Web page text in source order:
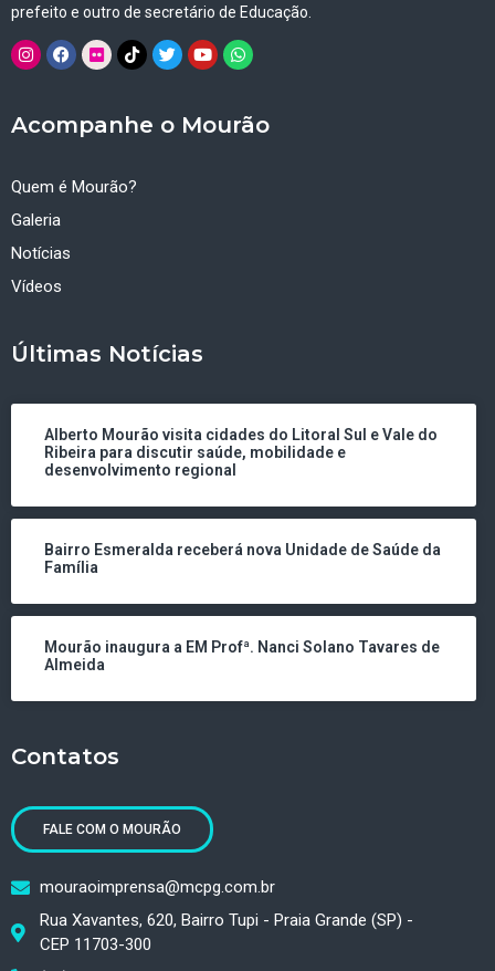
prefeito e outro de secretário de Educação.
Acompanhe o Mourão
Quem é Mourão?
Galeria
Notícias
Vídeos
Últimas Notícias
Alberto Mourão visita cidades do Litoral Sul e Vale do
Ribeira para discutir saúde, mobilidade e
desenvolvimento regional
Bairro Esmeralda receberá nova Unidade de Saúde da
Família
Mourão inaugura a EM Profª. Nanci Solano Tavares de
Almeida
Contatos
FALE COM O MOURÃO
mouraoimprensa@mcpg.com.br
Rua Xavantes, 620, Bairro Tupi - Praia Grande (SP) -
CEP 11703-300